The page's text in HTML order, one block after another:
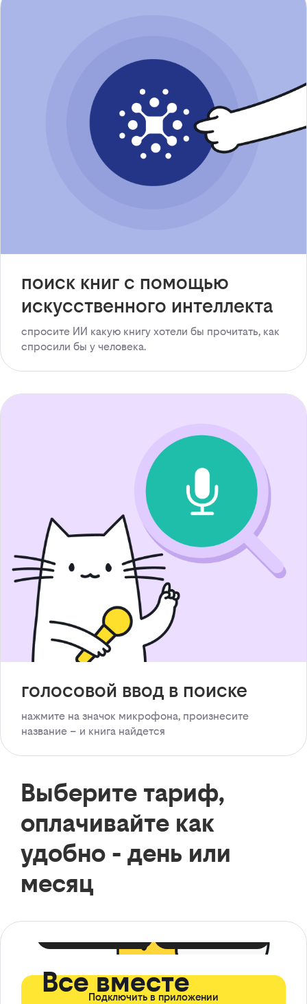
поиск книг с помощью
искусственного интеллекта
спросите ИИ какую книгу хотели бы прочитать, как
спросили бы у человека.
голосовой ввод в поиске
нажмите на значок микрофона, произнесите
название – и книга найдется
Выберите тариф,
оплачивайте как
удобно - день или
месяц
Все вместе
Подключить в приложении